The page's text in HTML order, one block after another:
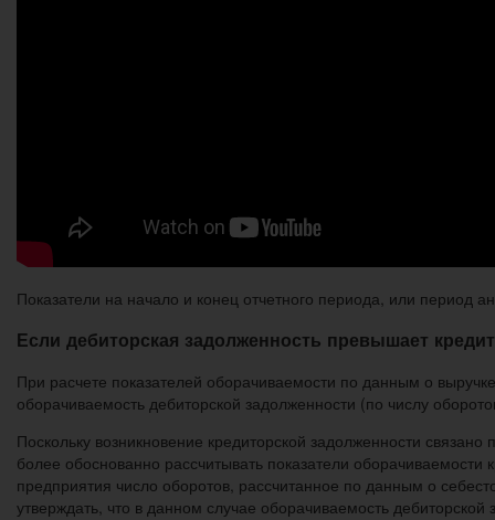
Показатели на начало и конец отчетного периода, или период
Если дебиторская задолженность превышает
При расчете показателей оборачиваемости по данным о
оборачиваемость дебиторской задолженности (по числу
Поскольку возникновение кредиторской задолженности
более обоснованно рассчитывать показатели
предприятия число оборотов, рассчитанное по данным о
утверждать, что в данном случае оборачиваемость